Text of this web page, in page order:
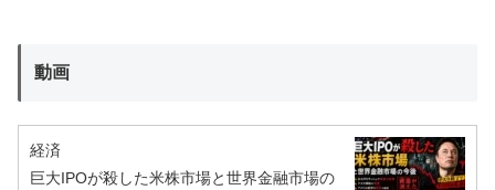
動画
経済
巨大IPOが殺した米株市場と世界金融市場の